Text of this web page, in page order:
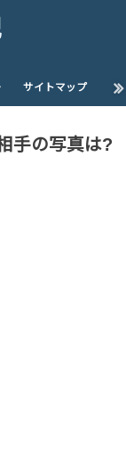
サイトマップ
手の写真は?